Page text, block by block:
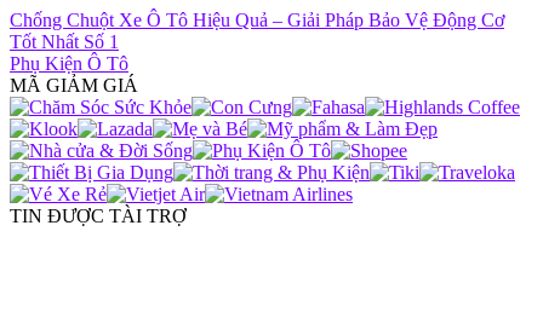
Chống Chuột Xe Ô Tô Hiệu Quả – Giải Pháp Bảo Vệ Động Cơ
Tốt Nhất Số 1
Phụ Kiện Ô Tô
MÃ GIẢM GIÁ
TIN ĐƯỢC TÀI TRỢ